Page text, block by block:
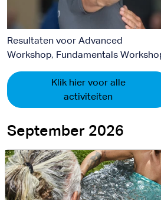
Resultaten voor Advanced
Workshop, Fundamentals
Klik hier voor alle
activiteiten
September 2026